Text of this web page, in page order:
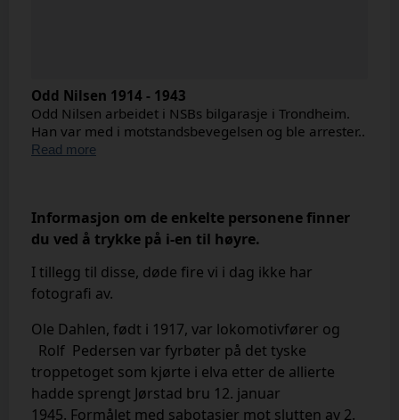
Odd Nilsen 1914 - 1943
Odd Nilsen arbeidet i NSBs bilgarasje i Trondheim.
Han var med i motstandsbevegelsen og ble arrester..
Read more
Informasjon om de enkelte personene finner
du ved å trykke på i-en til høyre.
I tillegg til disse, døde fire vi i dag ikke har
fotografi av.
Ole Dahlen, født i 1917, var lokomotivfører og
Rolf Pedersen var fyrbøter på det tyske
troppetoget som kjørte i elva etter de allierte
hadde sprengt Jørstad bru 12. januar
1945. Formålet med sabotasjer mot slutten av 2.